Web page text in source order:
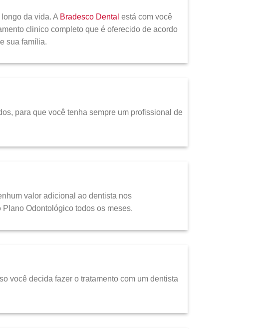
da vida. A Bradesco Dental está com você
clinico completo que é oferecido de acordo
sua família.
para que você tenha sempre um profissional de
valor adicional ao dentista nos
Odontológico todos os meses.
você decida fazer o tratamento com um dentista